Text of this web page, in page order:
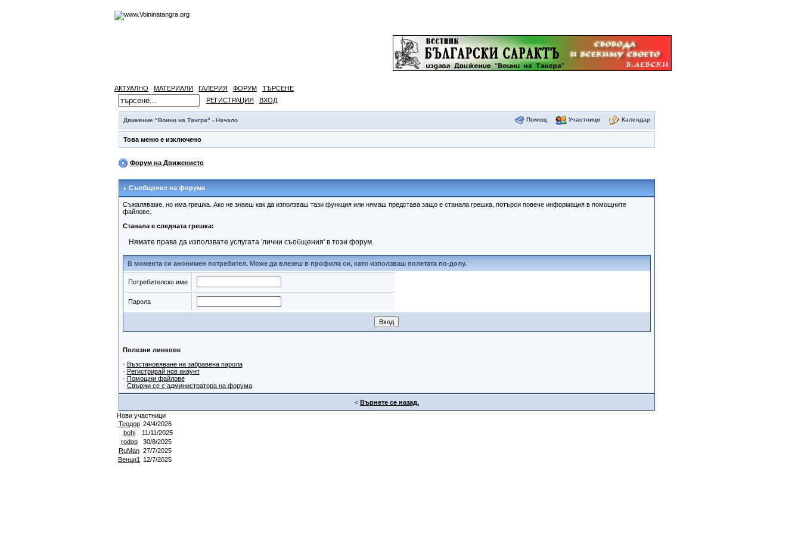
АКТУАЛНО МАТЕРИАЛИ ГАЛЕРИЯ ФОРУМ
ТЪРСЕНЕ
РЕГИСТРАЦИЯ
ВХОД
Движение "Воини на Тангра" - Начало Помощ Участници Календар
Това меню е изключено
Форум на Движението
Съобщение на форума
Съжаляваме, но има грешка. Ако не знаеш как да използваш тази функция или нямаш представа защо е станала грешка, потърси повече информация в помощните
файлове.
Станала е следната грешка:
Нямате права да използвате услугата 'лични съобщения' в този форум.
В момента си анонимен потребител. Може да влезеш в профила си, като използваш полетата по-долу.
Потребителско име
Парола
Полезни линкове
· Възстановяване на забравена парола
· Регистрирай нов акаунт
· Помощни файлове
· Свържи се с администратора на форума
< Върнете се назад.
Нови участници
Теодор 24/4/2026
bohi
11/11/2025
rodop
30/8/2025
RuMan 27/7/2025
Венци1
12/7/2025